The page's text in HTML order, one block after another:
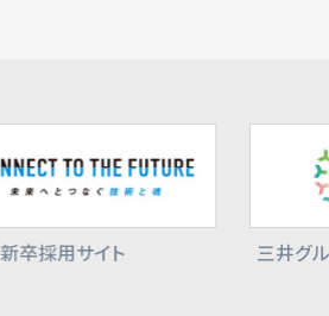
新卒採用サイト 三井グ